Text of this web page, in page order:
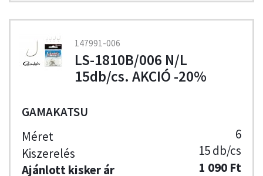
147991-006
LS-1810B/006 N/L
15db/cs. AKCIÓ -20%
GAMAKATSU
6
15 db/cs
1 090 Ft